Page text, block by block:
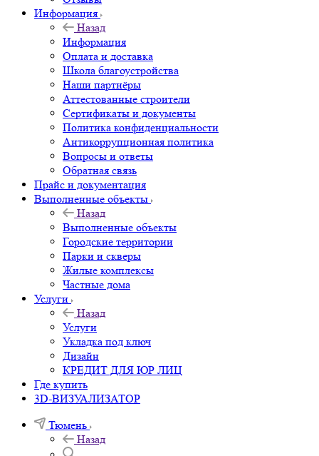
Информация
Назад
Информация
Оплата и доставка
Школа благоустройства
Наши партнёры
Аттестованные строители
Сертификаты и документы
Политика конфиденциальности
Антикоррупционная политика
Вопросы и ответы
Обратная связь
Прайс и документация
Выполненные объекты
Назад
Выполненные объекты
Городские территории
Парки и скверы
Жилые комплексы
Частные дома
Услуги
Назад
Услуги
Укладка под ключ
Дизайн
КРЕДИТ ДЛЯ ЮР ЛИЦ
Где купить
3D-ВИЗУАЛИЗАТОР
Тюмень
Назад